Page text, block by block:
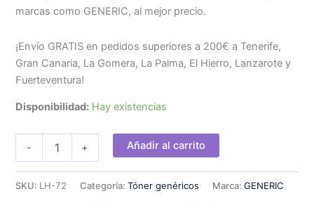
marcas como GENERIC, al mejor precio.
¡Envío GRATIS en pedidos superiores a 200€ a Tenerife,
Gran Canaria, La Gomera, La Palma, El Hierro, Lanzarote y
Fuerteventura!
Disponibilidad: Hay existencias
-
Cyan
+ Añadir al carrito
SKU: LH-72 Categoría:Tóner genéricos Marca:GENERIC